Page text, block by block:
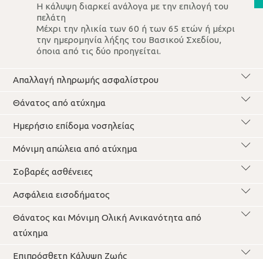
Η κάλυψη διαρκεί ανάλογα με την επιλογή του
πελάτη
Μέχρι την ηλικία των 60 ή των 65 ετών ή μέχρι
την ημερομηνία λήξης του Βασικού Σχεδίου,
όποια από τις δύο προηγείται.
Απαλλαγή πληρωμής ασφαλίστρου
Θάνατος από ατύχημα
Ημερήσιο επίδομα νοσηλείας
Μόνιμη απώλεια από ατύχημα
Σοβαρές ασθένειες
Ασφάλεια εισοδήματος
Θάνατος και Μόνιμη Ολική Ανικανότητα από
ατύχημα
Επιπρόσθετη Κάλυψη Ζωής